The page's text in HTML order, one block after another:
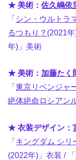
★ 美術：佐久嶋依
「シン・ウルトラ
るつもり？ (2021
年)」美術
★ 美術： 加藤たく
「東京リベンジャ
絶体絶命ロシアン
★ 衣装デザイン：
「キングダム シリ
(2022年)」衣装 / 「